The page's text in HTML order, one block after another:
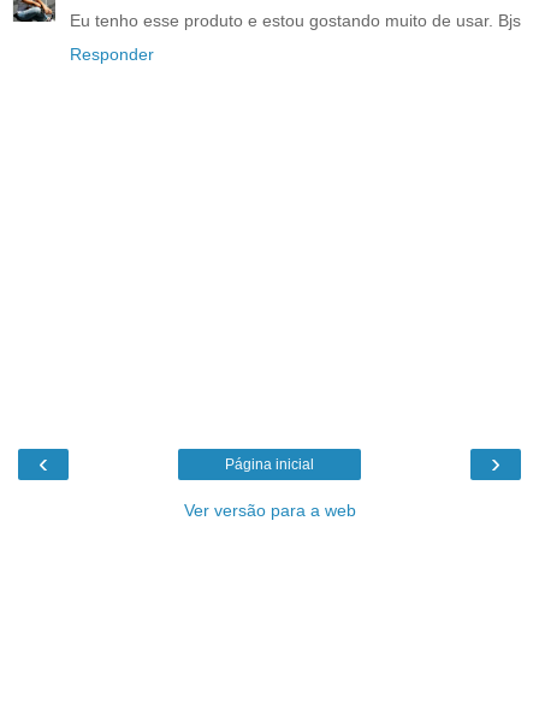
Eu tenho esse produto e estou gostando muito de usar. Bjs
Responder
‹ ›
Página inicial
Ver versão para a web